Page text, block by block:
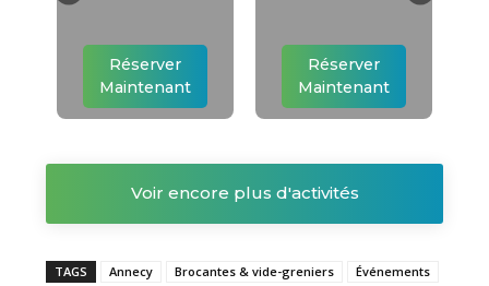
Réserver
Maintenant
Réserver
Maintenant
Voir encore plus d'activités
TAGS Annecy Brocantes & vide-greniers
Événements